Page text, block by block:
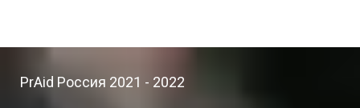
PrAid Россия 2021 - 2022